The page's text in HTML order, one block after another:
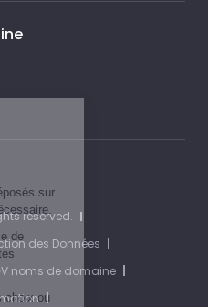
reserved.
des Données
noms de domaine